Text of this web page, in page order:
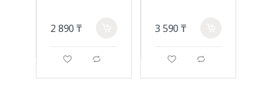
2 890 ₸
g d
3 590 ₸
g d